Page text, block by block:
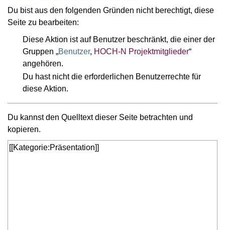
Wechseln zu: Navigation Suche
Du bist aus den folgenden Gründen nicht berechtigt, diese
Seite zu bearbeiten:
Diese Aktion ist auf Benutzer beschränkt, die einer der
Gruppen „Benutzer, HOCH-N Projektmitglieder“
angehören.
Du hast nicht die erforderlichen Benutzerrechte für
diese Aktion.
Du kannst den Quelltext dieser Seite betrachten und
kopieren.